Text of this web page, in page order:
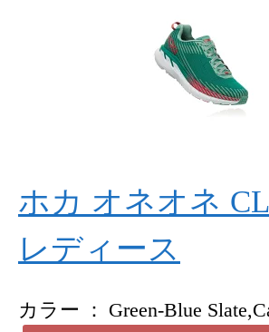
ホカ オネオネ
レディース
カラー Green-Blue